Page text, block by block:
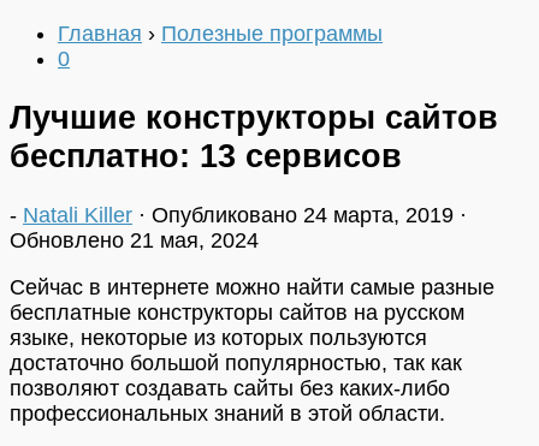
Главная › Полезные программы
0
Лучшие конструкторы сайтов
бесплатно: 13 сервисов
- Natali Killer · Опубликовано 24 марта, 2019 ·
Обновлено 21 мая, 2024
Сейчас в интернете можно найти самые разные
бесплатные конструкторы сайтов на русском
языке, некоторые из которых пользуются
достаточно большой популярностью, так как
позволяют создавать сайты без каких-либо
профессиональных знаний в этой области.